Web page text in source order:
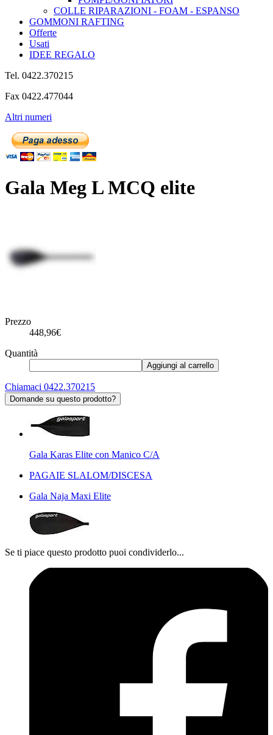
COLLE RIPARAZIONI - FOAM - ESPANSO
GOMMONI RAFTING
Offerte
Usati
IDEE REGALO
Tel. 0422.370215
Fax 0422.477044
Altri numeri
Gala Meg L MCQ elite
Prezzo
448,96€
Quantità
Aggiungi al carrello
Chiamaci 0422.370215
Domande su questo prodotto?
Gala Karas Elite con Manico C/A
PAGAIE SLALOM/DISCESA
Gala Naja Maxi Elite
Se ti piace questo prodotto puoi condividerlo...